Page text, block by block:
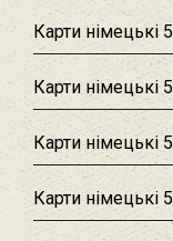
Карти німецькі
Карти німецькі
Карти німецькі
Карти німецькі